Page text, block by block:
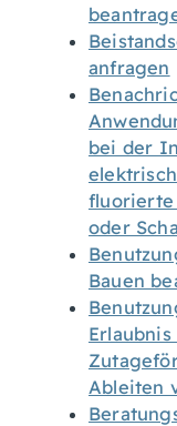
anfragen
bei der
fluorierte
oder
Bauen
Ableiten